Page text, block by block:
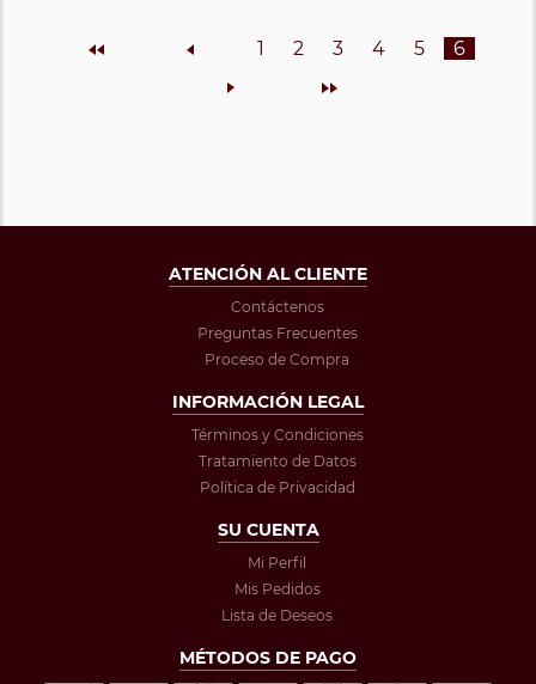
Inicio Anterior 1 2 3 4 5
6
Siguiente
Final
ATENCIÓN AL CLIENTE
Contáctenos
Preguntas Frecuentes
Proceso de Compra
INFORMACIÓN LEGAL
Términos y Condiciones
Tratamiento de Datos
Política de Privacidad
SU CUENTA
Mi Perfil
Mis Pedidos
Lista de Deseos
MÉTODOS DE PAGO